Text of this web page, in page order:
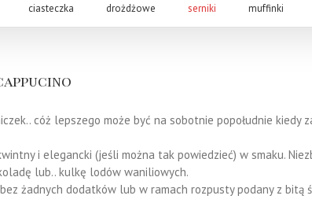
ciasteczka drożdżowe serniki muffinki
cóż lepszego może być na sobotnie popołudnie kiedy
i elegancki (jeśli można tak powiedzieć) w smaku.
lub.. kulkę lodów waniliowych.
żadnych dodatków lub w ramach rozpusty podany z bitą